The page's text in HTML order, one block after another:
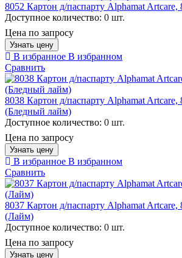
8052 Картон д/паспарту Alphamat
Доступное количество: 0 шт.
Цена по запросу
Узнать цену
В избранное В избранном
Сравнить
8038 Картон д/паспарту Alphamat
(Бледный лайм)
Доступное количество: 0 шт.
Цена по запросу
Узнать цену
В избранное В избранном
Сравнить
8037 Картон д/паспарту Alphamat
(Лайм)
Доступное количество: 0 шт.
Цена по запросу
Узнать цену